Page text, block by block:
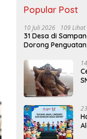
Popular Post
10 Juli 2026 109 Lihat
31 Desa di
Dorong